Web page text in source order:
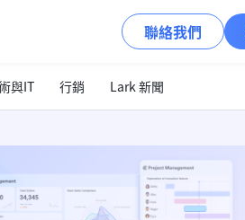
聯絡我們
與IT 行銷 Lark 新聞